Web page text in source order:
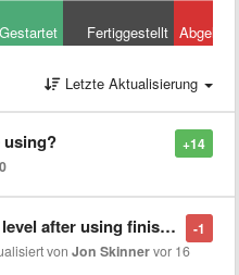
Gestartet Fertiggestellt
Letzte Aktualisierung
+14
using?
0
-1
using finishing words
vonJon Skinnervor 16